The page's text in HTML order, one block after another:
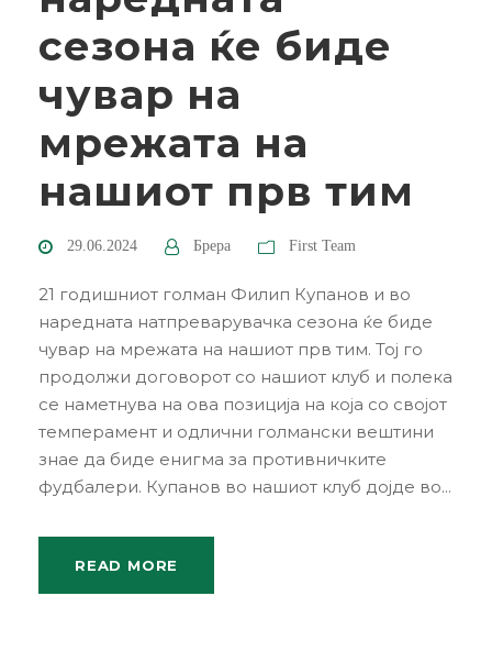
сезона ќе биде
чувар на
мрежата на
нашиот прв тим
29.06.2024 Брера First Team
21 годишниот голман Филип Купанов и во
наредната натпреварувачка сезона ќе биде
чувар на мрежата на нашиот прв тим. Тој го
продолжи договорот со нашиот клуб и полека
се наметнува на ова позиција на која со својот
темперамент и одлични голмански вештини
знае да биде енигма за противничките
фудбалери. Купанов во нашиот клуб дојде во...
READ MORE